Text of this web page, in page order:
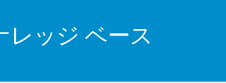
レッジ ベース